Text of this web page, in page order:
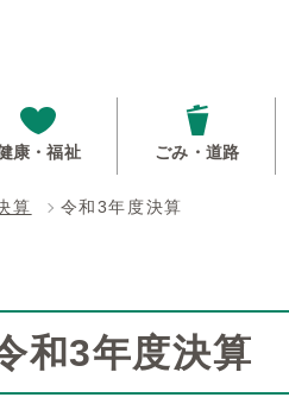
康・福祉 ごみ・道路
算 令和3年度決算
和3年度決算